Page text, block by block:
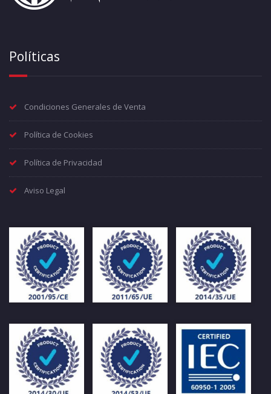
Políticas
Condiciones Generales de Venta
Política de Cookies
Política de Privacidad
Aviso Legal